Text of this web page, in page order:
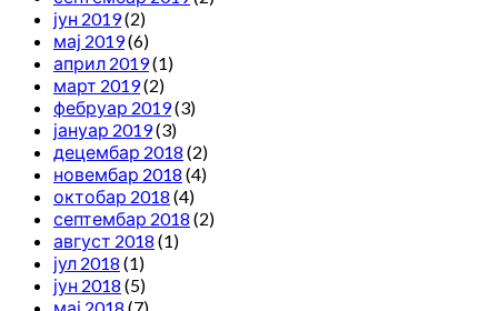
јун 2019(2)
мај 2019(6)
април 2019(1)
март 2019(2)
фебруар 2019(3)
јануар 2019(3)
децембар 2018 (2)
новембар 2018 (4)
октобар 2018 (4)
септембар 2018 (2)
август 2018 (1)
јул 2018 (1)
јун 2018 (5)